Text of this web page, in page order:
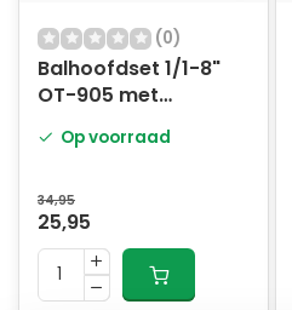
(0)
Balhoofdset 1/1-8"
OT-905 met
Op voorraad
34,95
25,95